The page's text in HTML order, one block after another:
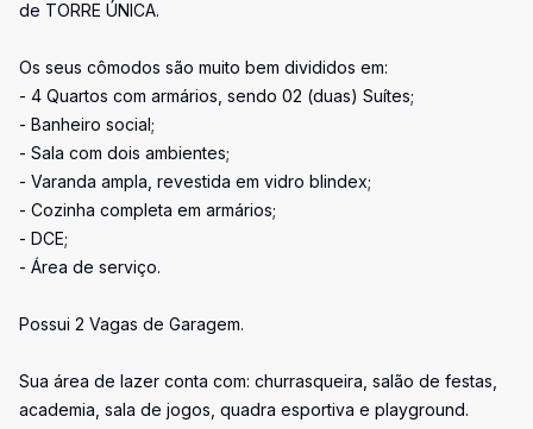
de TORRE ÚNICA.
Os seus cômodos são muito bem divididos em:
- 4 Quartos com armários, sendo 02 (duas) Suítes;
- Banheiro social;
- Sala com dois ambientes;
- Varanda ampla, revestida em vidro blindex;
- Cozinha completa em armários;
- DCE;
- Área de serviço.
Possui 2 Vagas de Garagem.
Sua área de lazer conta com: churrasqueira, salão de festas,
academia, sala de jogos, quadra esportiva e playground.